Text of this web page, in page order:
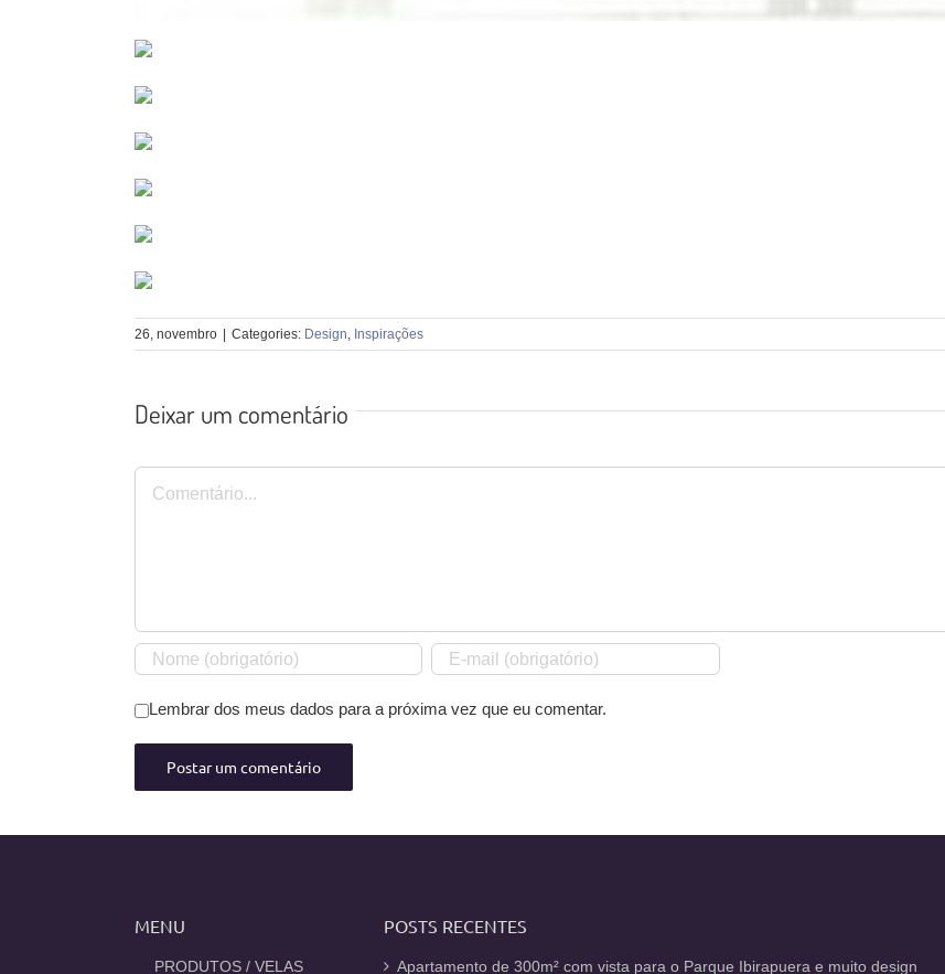
26, novembro Categories: Design, Inspirações
Deixar um comentário
Comentário
Lembrar dos meus dados para a próxima vez que eu comentar.
MENU
_PRODUTOS / VELAS
POSTS RECENTES
Apartamento de 300m² com vista para o Parque Ibirapuera e muito design